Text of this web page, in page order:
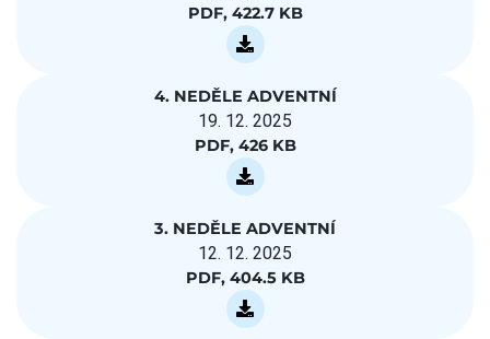
PDF, 422.7 KB
4. NEDĚLE ADVENTNÍ
19. 12. 2025
PDF, 426 KB
3. NEDĚLE ADVENTNÍ
12. 12. 2025
PDF, 404.5 KB